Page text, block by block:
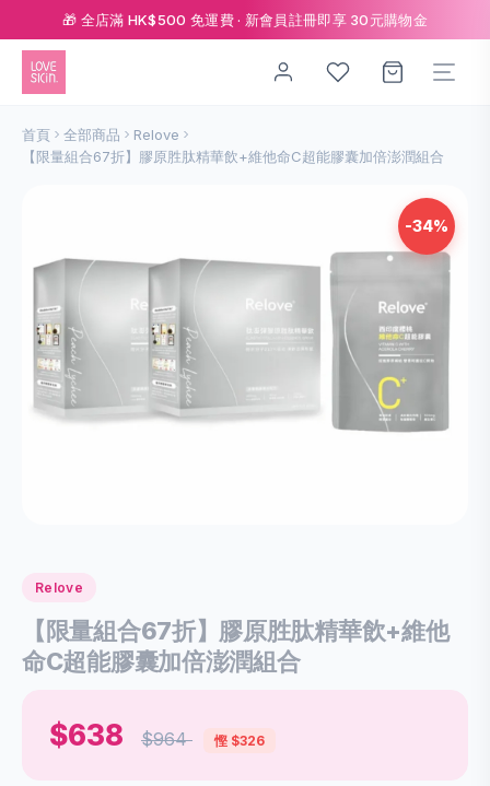
🎁 全店滿 HK$500 免運費 · 新會員註冊即享 30元購物金
首頁 全部商品
Relove
【限量組合67折】膠原胜肽精華飲+維他命C超能膠囊加倍澎潤組合
-34%
Relove
【限量組合67折】膠原胜肽精華飲+維他
命C超能膠囊加倍澎潤組合
$638 $964 慳 $326